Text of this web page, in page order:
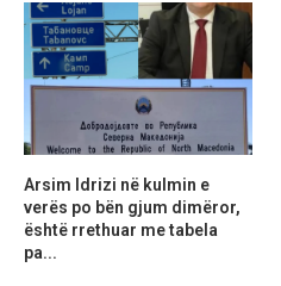
Arsim Idrizi në kulmin e
verës po bën gjum dimëror,
është rrethuar me tabela
pa...